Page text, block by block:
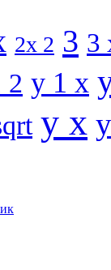
2x 2 3 3
2 y 1 x
y x